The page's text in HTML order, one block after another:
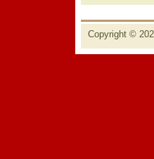
Copyright ©